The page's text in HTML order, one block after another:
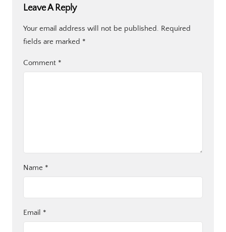
Leave A Reply
Your email address will not be published. Required
fields are marked *
Comment *
Name *
Email *